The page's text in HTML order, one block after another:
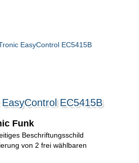
EC5415B
Funk
Beschriftungsschild
von 2 frei wählbaren